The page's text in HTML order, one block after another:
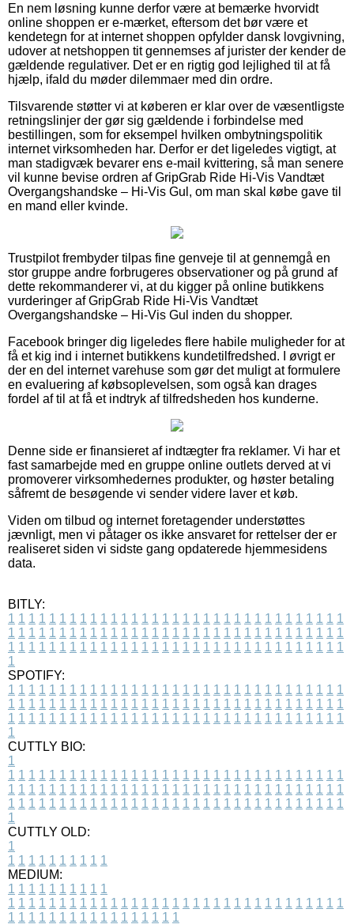
En nem løsning kunne derfor være at bemærke hvorvidt
online shoppen er e-mærket, eftersom det bør være et
kendetegn for at internet shoppen opfylder dansk lovgivning,
udover at netshoppen tit gennemses af jurister der kender de
gældende regulativer. Det er en rigtig god lejlighed til at få
hjælp, ifald du møder dilemmaer med din ordre.
Tilsvarende støtter vi at køberen er klar over de væsentligste
retningslinjer der gør sig gældende i forbindelse med
bestillingen, som for eksempel hvilken ombytningspolitik
internet virksomheden har. Derfor er det ligeledes vigtigt, at
man stadigvæk bevarer ens e-mail kvittering, så man senere
vil kunne bevise ordren af GripGrab Ride Hi-Vis Vandtæt
Overgangshandske – Hi-Vis Gul, om man skal købe gave til
en mand eller kvinde.
Trustpilot frembyder tilpas fine genveje til at gennemgå en
stor gruppe andre forbrugeres observationer og på grund af
dette rekommanderer vi, at du kigger på online butikkens
vurderinger af GripGrab Ride Hi-Vis Vandtæt
Overgangshandske – Hi-Vis Gul inden du shopper.
Facebook bringer dig ligeledes flere habile muligheder for at
få et kig ind i internet butikkens kundetilfredshed. I øvrigt er
der en del internet varehuse som gør det muligt at formulere
en evaluering af købsoplevelsen, som også kan drages
fordel af til at få et indtryk af tilfredsheden hos kunderne.
Denne side er finansieret af indtægter fra reklamer. Vi har et
fast samarbejde med en gruppe online outlets derved at vi
promoverer virksomhedernes produkter, og høster betaling
såfremt de besøgende vi sender videre laver et køb.
Viden om tilbud og internet foretagender understøttes
jævnligt, men vi påtager os ikke ansvaret for rettelser der er
realiseret siden vi sidste gang opdaterede hjemmesidens
data.
BITLY:
1 1 1 1 1 1 1 1 1 1 1 1 1 1 1 1 1 1 1 1 1 1 1 1 1 1 1 1 1 1 1 1 1
1 1 1 1 1 1 1 1 1 1 1 1 1 1 1 1 1 1 1 1 1 1 1 1 1 1 1 1 1 1 1 1 1
1 1 1 1 1 1 1 1 1 1 1 1 1 1 1 1 1 1 1 1 1 1 1 1 1 1 1 1 1 1 1 1 1
1
SPOTIFY:
1 1 1 1 1 1 1 1 1 1 1 1 1 1 1 1 1 1 1 1 1 1 1 1 1 1 1 1 1 1 1 1 1
1 1 1 1 1 1 1 1 1 1 1 1 1 1 1 1 1 1 1 1 1 1 1 1 1 1 1 1 1 1 1 1 1
1 1 1 1 1 1 1 1 1 1 1 1 1 1 1 1 1 1 1 1 1 1 1 1 1 1 1 1 1 1 1 1 1
1
CUTTLY BIO:
1
1 1 1 1 1 1 1 1 1 1 1 1 1 1 1 1 1 1 1 1 1 1 1 1 1 1 1 1 1 1 1 1 1
1 1 1 1 1 1 1 1 1 1 1 1 1 1 1 1 1 1 1 1 1 1 1 1 1 1 1 1 1 1 1 1 1
1 1 1 1 1 1 1 1 1 1 1 1 1 1 1 1 1 1 1 1 1 1 1 1 1 1 1 1 1 1 1 1 1
1
CUTTLY OLD:
1
1 1 1 1 1 1 1 1 1 1
MEDIUM:
1 1 1 1 1 1 1 1 1 1
1 1 1 1 1 1 1 1 1 1 1 1 1 1 1 1 1 1 1 1 1 1 1 1 1 1 1 1 1 1 1 1 1
1 1 1 1 1 1 1 1 1 1 1 1 1 1 1 1 1